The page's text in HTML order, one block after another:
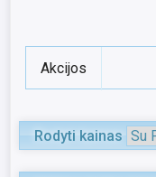
Akcijos
Rodyti kainas